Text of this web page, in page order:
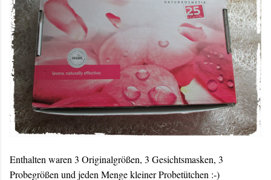
Enthalten waren 3 Originalgrößen, 3 Gesichtsmasken, 3
Probegrößen und jeden Menge kleiner Probetütchen :-)